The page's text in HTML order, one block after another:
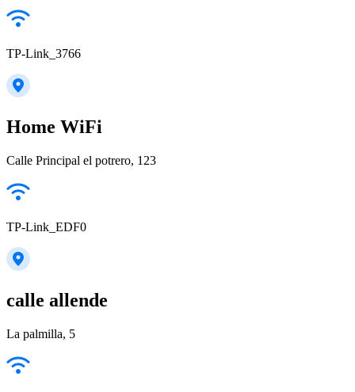
TP-Link_3766
Home WiFi
Calle Principal el potrero, 123
TP-Link_EDF0
calle allende
La palmilla, 5